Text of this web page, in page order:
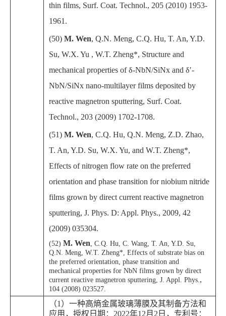
thin films, Surf. Coat. Technol., 205 (2010) 1953-
1961.
(50) M. Wen, Q.N. Meng, C.Q. Hu, T. An, Y.D.
Su, W.X. Yu , W.T. Zheng*, Structure and
mechanical properties ofδ-NbN/SiNx and δ′-
NbN/SiNx nano-multilayer films deposited by
reactive magnetron sputtering, Surf. Coat.
Technol., 203 (2009) 1702-1708.
(51) M. Wen, C.Q. Hu, Q.N. Meng, Z.D. Zhao,
T. An, Y.D. Su, W.X. Yu, and W.T. Zheng*,
Effects of nitrogen flow rate on the preferred
orientation and phase transition for niobium nitride
films grown by direct current reactive magnetron
sputtering, J. Phys. D: Appl. Phys., 2009, 42
(2009) 035304.
(52) M. Wen, C.Q. Hu, C. Wang, T. An, Y.D. Su,
Q.N. Meng, W.T. Zheng*, Effects of substrate bias on
the preferred orientation, phase transition and
mechanical properties for NbN films grown by direct
current reactive magnetron sputtering, J. Appl. Phys.,
104 (2008) 023527.
（1）一种高熵金属玻璃薄膜及其制备方法和
应用，授权日期：2022年12月2日，专利号：